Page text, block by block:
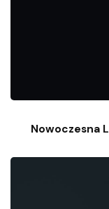
Nowoczesna